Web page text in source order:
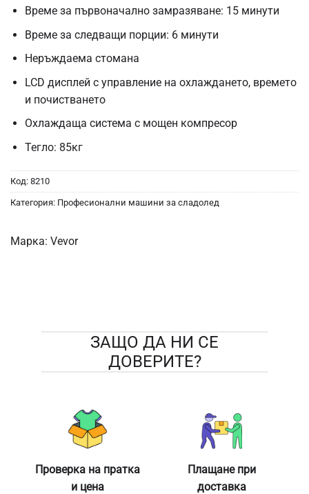
Време за първоначално замразяване: 15 минути
Време за следващи порции: 6 минути
Неръждаема стомана
LCD дисплей с управление на охлаждането, времето
и почистването
Охлаждаща система с мощен компресор
Тегло: 85кг
Код: 8210
Категория: Професионални машини за сладолед
Марка: Vevor
ЗАЩО ДА НИ СЕ
ДОВЕРИТЕ?
Проверка на пратка
и цена
Плащане при
доставка